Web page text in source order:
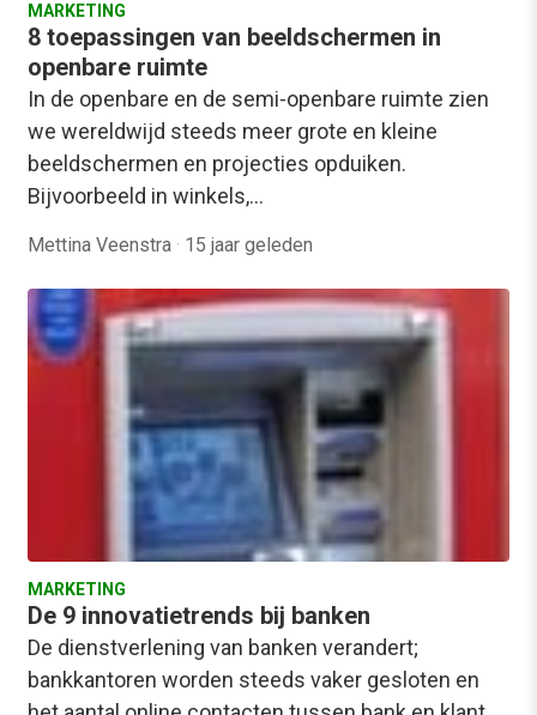
MARKETING
8 toepassingen van beeldschermen in
openbare ruimte
In de openbare en de semi-openbare ruimte zien
we wereldwijd steeds meer grote en kleine
beeldschermen en projecties opduiken.
Bijvoorbeeld in winkels,…
Mettina Veenstra · 15 jaar geleden
MARKETING
De 9 innovatietrends bij banken
De dienstverlening van banken verandert;
bankkantoren worden steeds vaker gesloten en